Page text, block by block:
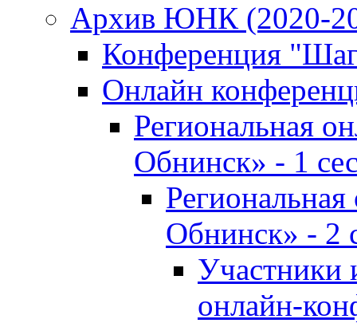
Архив ЮНК (2020-
Конференция
Онлайн
Региональная
Обнинск» - 1
Обнинск» - 2
Участники
онлайн-